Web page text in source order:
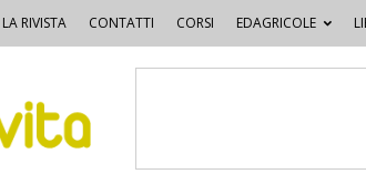
LA RIVISTA CONTATTI CORSI EDAGRICOLE